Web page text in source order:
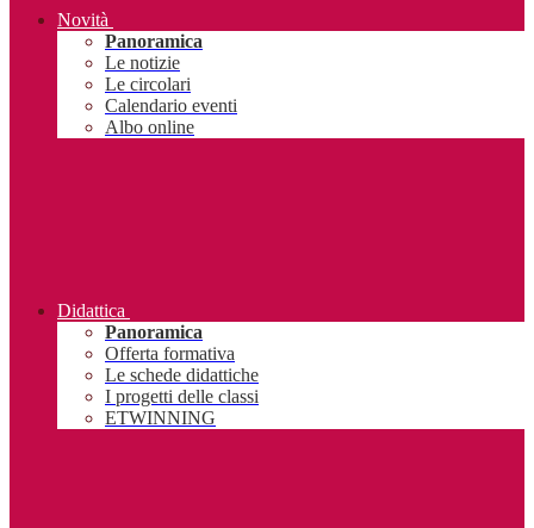
Novità
Panoramica
Le notizie
Le circolari
Calendario eventi
Albo online
Didattica
Panoramica
Offerta formativa
Le schede didattiche
I progetti delle classi
ETWINNING